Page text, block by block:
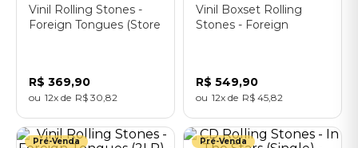
Vinil Rolling Stones -
Foreign Tongues (Store
R$ 369,90
12 R$ 30 82
Vinil Boxset Rolling
Stones - Foreign
R$ 549,90
12 R$ 45 82
Pré-Venda
Pré-Venda